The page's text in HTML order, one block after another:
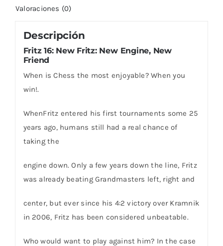
Valoraciones (0)
Descripción
Fritz 16: New Fritz: New Engine, New
Friend
When is Chess the most enjoyable? When you
win!.
WhenFritz entered his first tournaments some 25
years ago, humans still had a real chance of
taking the
engine down. Only a few years down the line, Fritz
was already beating Grandmasters left, right and
center, but ever since his 4:2 victory over Kramnik
in 2006, Fritz has been considered unbeatable.
Who would want to play against him? In the case